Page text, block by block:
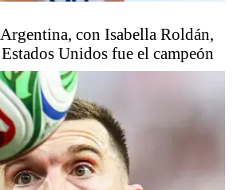
con Isabella Roldán,
Unidos fue el campeón